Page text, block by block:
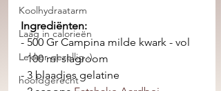
Koolhydraatarm
Laag in calorieën
Lekker gezellig :)
hoofdgerecht
Ingrediënten:
- 500 Gr Campina milde kwark - vol
- 100 ml slagroom
- 3 blaadjes gelatine